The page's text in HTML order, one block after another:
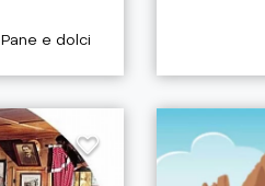
aria.poi_category_prefix
Pane e dolci